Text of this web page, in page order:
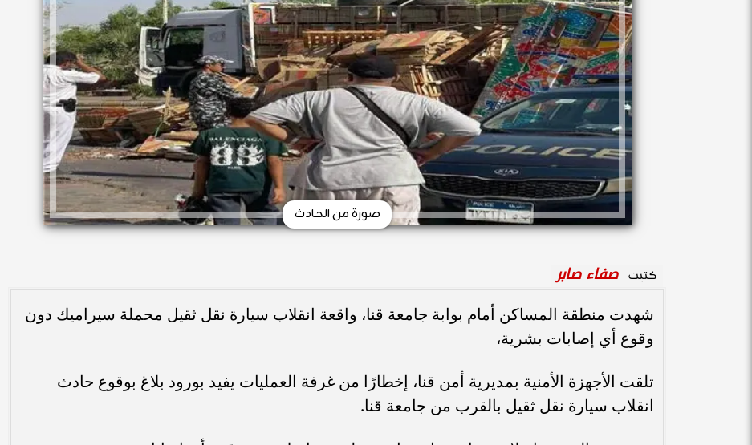
صورة من الحادث
كتبت صفاء صابر
شهدت منطقة المساكن أمام بوابة جامعة قنا، واقعة انقلاب سيارة نقل ثقيل محملة سيراميك دون
وقوع أي إصابات بشرية،
تلقت الأجهزة الأمنية بمديرية أمن قنا، إخطارًا من غرفة العمليات يفيد بورود بلاغ بوقوع حادث
انقلاب سيارة نقل ثقيل بالقرب من جامعة قنا.